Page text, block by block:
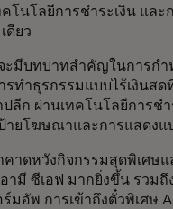
คโนโลยีการชำระเงิน แ
ดียว
ะมีบทบาทสำคัญในการก
รทำธุรกรรมแบบไร้เงินส
ปลีก ผ่านเทคโนโลยีการ
ายโฆษณาและการแสดง
าดหวังกิจกรรมสุดพิเศษ
ามี ซีเอฟ มากยิ่งขึ้น รวม
ร์มอัพ การเข้าถึงตั๋วพิเศษ